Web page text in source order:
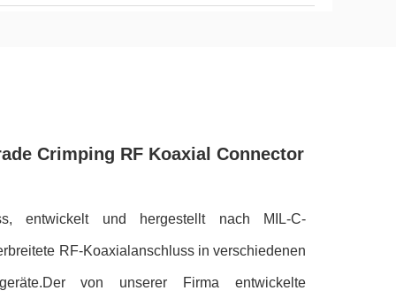
Crimping RF Koaxial Connector
entwickelt und hergestellt nach MIL-C-
RF-Koaxialanschluss in verschiedenen
von unserer Firma entwickelte